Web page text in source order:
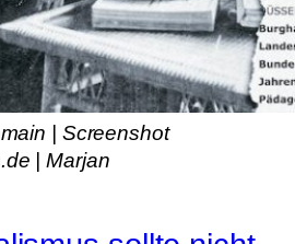
| Screenshot
| Marjan